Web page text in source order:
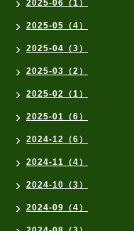
2025-06（1）
2025-05（4）
2025-04（3）
2025-03（2）
2025-02（1）
2025-01（6）
2024-12（6）
2024-11（4）
2024-10（3）
2024-09（4）